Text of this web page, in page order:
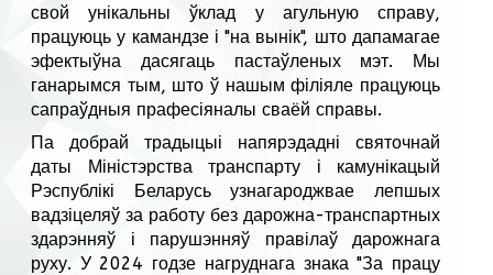
свой унікальны ўклад у агульную справу,
працуюць у камандзе і "на вынік", што дапамагае
эфектыўна дасягаць пастаўленых мэт. Мы
ганарымся тым, што ў нашым філіяле працуюць
сапраўдныя прафесіяналы сваёй справы.
Па добрай традыцыі напярэдадні святочнай
даты Міністэрства транспарту і камунікацый
Рэспублікі Беларусь узнагароджвае лепшых
вадзіцеляў за работу без дарожна-транспартных
здарэнняў і парушэнняў правілаў дарожнага
руху. У 2024 годзе нагруднага знака "За працу